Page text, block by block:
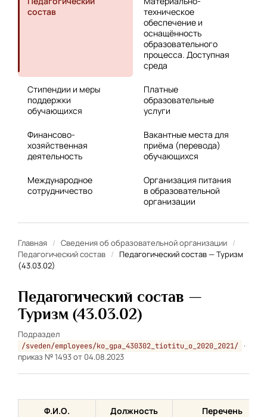
состав
техническое
обеспечение и
оснащённость
образовательного
процесса. Доступная
среда
Стипендии и меры
поддержки
обучающихся
Платные
образовательные
услуги
Финансово-
хозяйственная
деятельность
Вакантные места для
приёма (перевода)
обучающихся
Международное
сотрудничество
Организация питания
в образовательной
организации
Главная / Сведения об образовательной организации /
Педагогический состав / Педагогический состав — Туризм
(43.03.02)
Педагогический состав —
Туризм (43.03.02)
Подраздел
/sveden/employees/ko_gpa_430302_tiotitu_o_2020_2021/
·
приказ № 1493 от 04.08.2023
Ф.И.О.
Должность
Перечень